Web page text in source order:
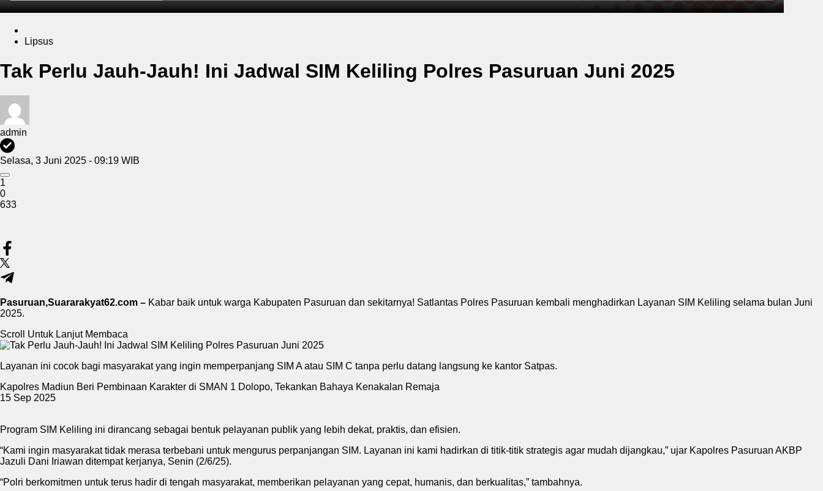
Lipsus
Tak Perlu Jauh-Jauh! Ini Jadwal SIM Keliling Polres Pasuruan Juni 2025
admin
Selasa, 3 Juni 2025 - 09:19 WIB
1
0
633
Pasuruan,Suararakyat62.com – Kabar baik untuk warga Kabupaten Pasuruan dan sekitarnya! Satlantas Polres Pasuruan kembali menghadirkan Layanan SIM Keliling selama bulan Juni
2025.
Scroll Untuk Lanjut Membaca
Layanan ini cocok bagi masyarakat yang ingin memperpanjang SIM A atau SIM C tanpa perlu datang langsung ke kantor Satpas.
Kapolres Madiun Beri Pembinaan Karakter di SMAN 1 Dolopo, Tekankan Bahaya Kenakalan Remaja
15 Sep 2025
Program SIM Keliling ini dirancang sebagai bentuk pelayanan publik yang lebih dekat, praktis, dan efisien.
“Kami ingin masyarakat tidak merasa terbebani untuk mengurus perpanjangan SIM. Layanan ini kami hadirkan di titik-titik strategis agar mudah dijangkau,” ujar Kapolres Pasuruan AKBP
Jazuli Dani Iriawan ditempat kerjanya, Senin (2/6/25).
“Polri berkomitmen untuk terus hadir di tengah masyarakat, memberikan pelayanan yang cepat, humanis, dan berkualitas,” tambahnya.